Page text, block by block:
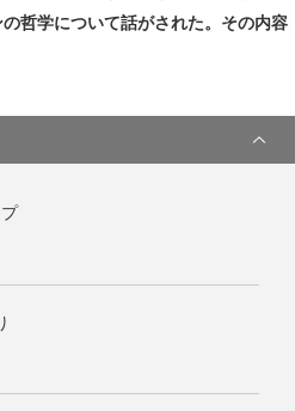
哲学について話がされた。その内容